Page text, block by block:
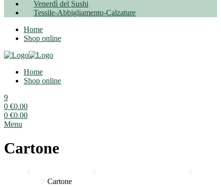
Venerdì del Sushi
Tessile-Abbigliamento-Calzature
Home
Shop online
Home
Shop online
9
0 €0.00
0 €0.00
Menu
Cartone
/ / /
/ Cartone